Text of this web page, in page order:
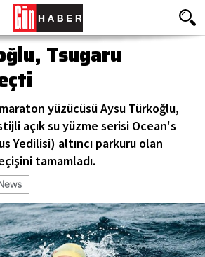
Tsugaru
yüzücüsü Aysu Türkoğlu,
açık su yüzme serisi Ocean's
Yedilisi) altıncı parkuru olan
tamamladı.